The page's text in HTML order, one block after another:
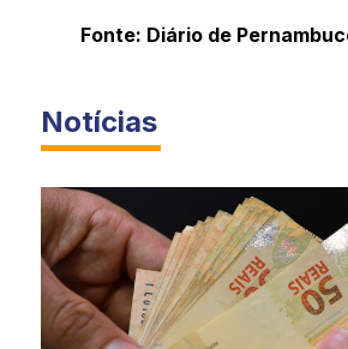
Fonte: Diário de
Notícias